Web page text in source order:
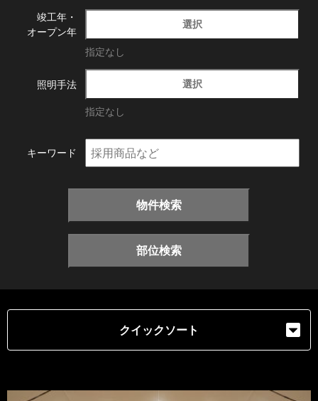
竣工年・
オープン年
選択
指定なし
照明手法 選択
指定なし
キーワード
物件検索
部位検索
クイックソート